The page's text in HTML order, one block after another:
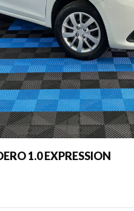
1.0 EXPRESSION